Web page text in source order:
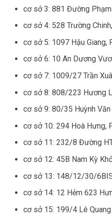
cơ sở 3: 881 Đường
cơ sở 4: 528 Trường
cơ sở 5: 1097 Hậu Giang,
cơ sở 6: 10 An Dương
cơ sở 7: 1009/27 Trần
cơ sở 8: 808/223 Hương
cơ sở 9: 80/35 Huỳnh Văn
cơ sở 10: 294 Hoà Hưng,
cơ sở 11: 232/8 Đường
cơ sở 12: 45B Nam Kỳ
cơ sở 13: 148/12/30/
cơ sở 14: 12 Hẻm 623
cơ sở 15: 199/4 Lê